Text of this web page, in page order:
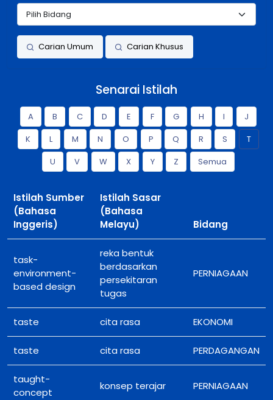
Carian Umum Carian Khusus
Senarai Istilah
A B C D E F G H I
J
K
L M N O P Q R S
T
U
V W X Y Z Semua
Istilah Sumber
(Bahasa
Inggeris)
Istilah Sasar
(Bahasa
Melayu)
Bidang
task-
environment-
based design
reka bentuk
berdasarkan
persekitaran
tugas
PERNIAGAAN
taste cita rasa EKONOMI
taste cita rasa PERDAGANGAN
taught-
concept
konsep terajar PERNIAGAAN